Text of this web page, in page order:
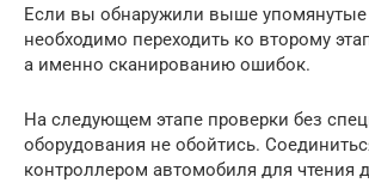
Если вы обнаружили выше упомянутые
необходимо переходить ко второму
а именно сканированию ошибок.
На следующем этапе проверки без
оборудования не обойтись.
контроллером автомобиля для чтения